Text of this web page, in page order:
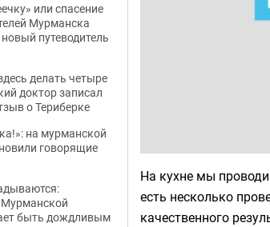
На кухне мы
есть несколько
качественного
или спасение
Мурманска
путеводитель
делать четыре
доктор записал
о Териберке
на мурманской
говорящие
Мурманской
быть дождливым